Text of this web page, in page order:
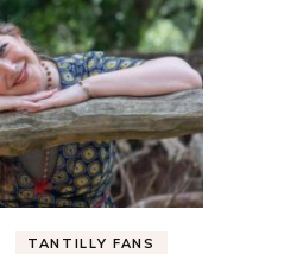
TANTILLY FANS